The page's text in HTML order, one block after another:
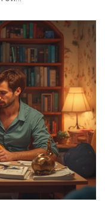
грозят
Всё